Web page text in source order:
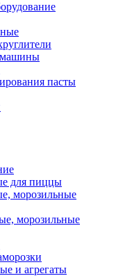
машины
пасты
для пиццы
морозильные
морозильные
и агрегаты